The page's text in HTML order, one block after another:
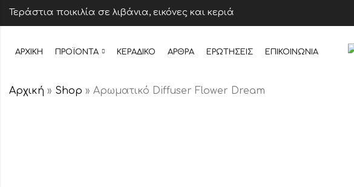
Τεράστια ποικιλία σε λιβάνια, εικόνες και κεριά
ΑΡΧΙΚΉ ΠΡΟΪΌΝΤΑ ΚΕΡΆΔΙΚΟ ΆΡΘΡΑ ΕΡΩΤΉΣΕΙΣ ΕΠΙΚΟΙΝΩΝΊΑ
Αρχική » Shop » Αρωματικό Diffuser Flower Dream